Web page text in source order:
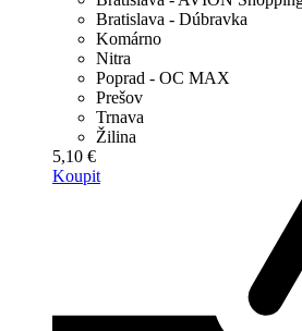
Bratislava - Dúbravka
Komárno
Nitra
Poprad - OC MAX
Prešov
Trnava
Žilina
5,10 €
Koupit